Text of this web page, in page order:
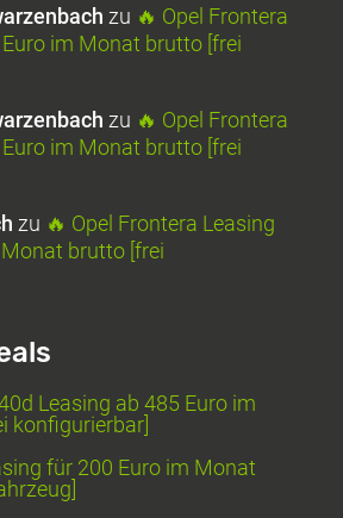
zu 🔥 Opel Frontera
im Monat brutto [frei
zu 🔥 Opel Frontera
im Monat brutto [frei
zu 🔥 Opel Frontera Leasing
brutto [frei
Leasing ab 485 Euro im
konfigurierbar]
für 200 Euro im Monat